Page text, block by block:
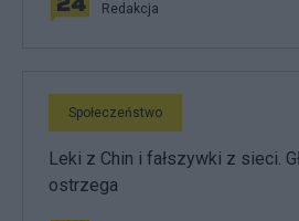
Redakcja
Społeczeństwo
Leki z Chin i fałszywki z sieci.
ostrzega